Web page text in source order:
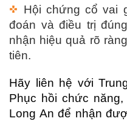
Hội chứng cổ vai
đoán và điều trị
nhận hiệu quả rõ
tiên.
Hãy liên hệ với
Phục hồi chức
Long An để nhận